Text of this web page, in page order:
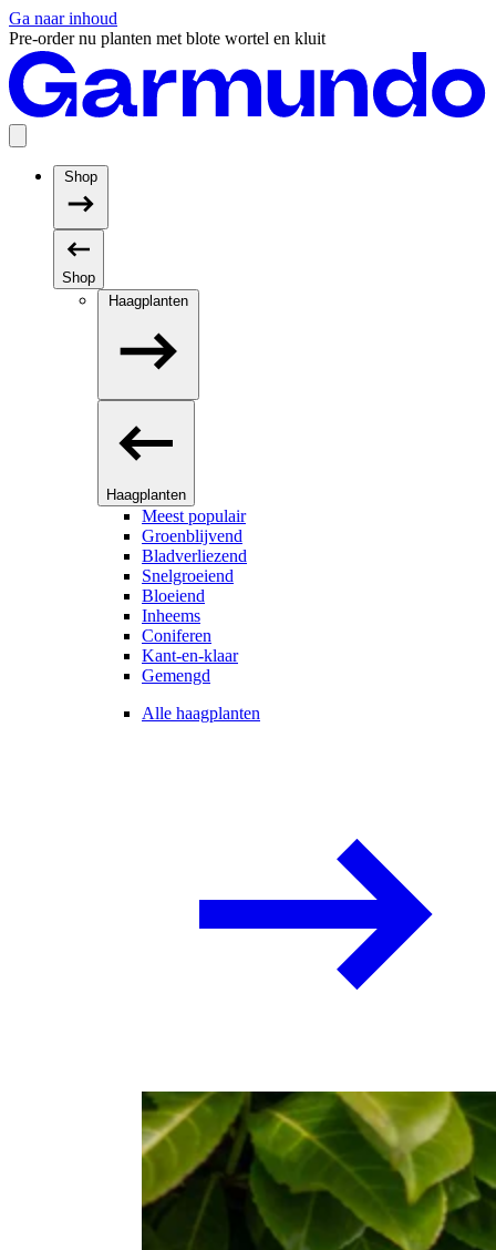
Ga naar inhoud
Pre-order nu planten met blote wortel en kluit
Shop
Shop
Haagplanten
Haagplanten
Meest populair
Groenblijvend
Bladverliezend
Snelgroeiend
Bloeiend
Inheems
Coniferen
Kant-en-klaar
Gemengd
Alle haagplanten